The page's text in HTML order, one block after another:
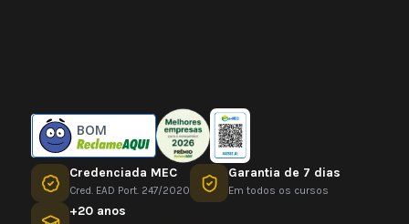
BOM
Credenciada MEC
Cred. EAD Port. 247/2020
Garantia de 7 dias
Em todos os cursos
+20 anos